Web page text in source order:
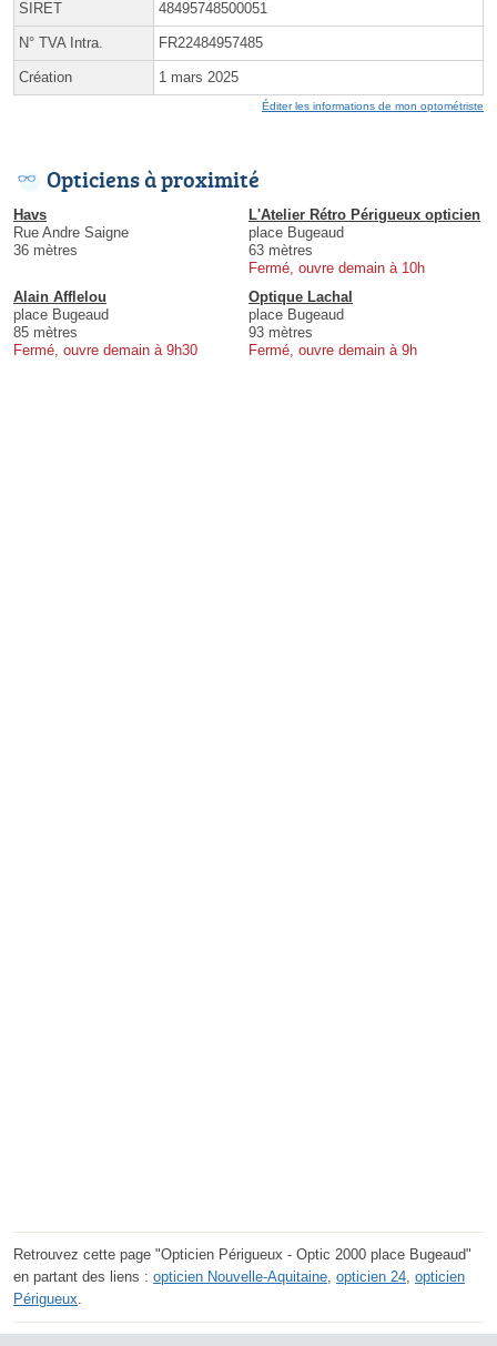
SIRET 48495748500051
N° TVA Intra. FR22484957485
Création 1 mars 2025
Éditer les informations de mon optométriste
Opticiens à proximité
Havs
Rue Andre Saigne
36 mètres
L'Atelier Rétro Périgueux opticien
place Bugeaud
63 mètres
Fermé, ouvre demain à 10h
Alain Afflelou
place Bugeaud
85 mètres
Fermé, ouvre demain à 9h30
Optique Lachal
place Bugeaud
93 mètres
Fermé, ouvre demain à 9h
Retrouvez cette page "Opticien Périgueux - Optic 2000 place Bugeaud"
en partant des liens : opticien Nouvelle-Aquitaine, opticien 24, opticien
Périgueux.